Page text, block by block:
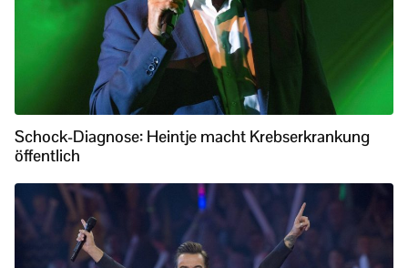
Schock-Diagnose: Heintje macht Krebserkrankung
öffentlich